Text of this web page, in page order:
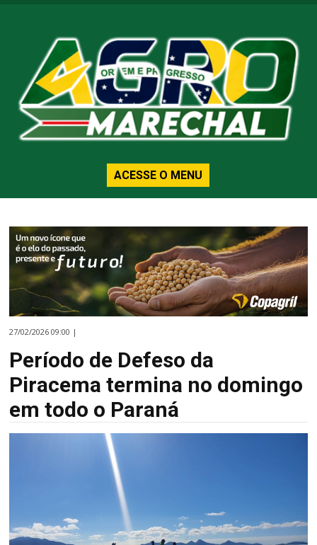
ACESSE O MENU
27/02/2026 09:00 |
Período de Defeso da
Piracema termina no domingo
em todo o Paraná